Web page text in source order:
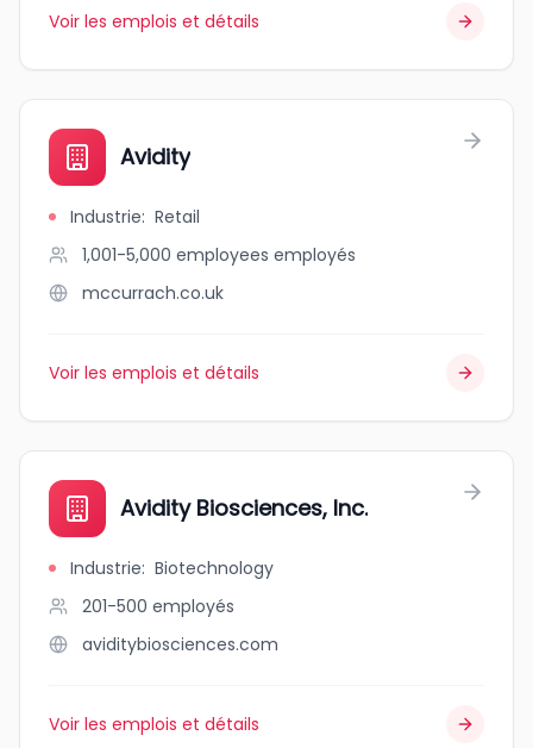
Voir les emplois et détails
Avidity
Industrie: Retail
1,001-5,000 employees employés
mccurrach.co.uk
Voir les emplois et détails
Avidity Biosciences, Inc.
Industrie: Biotechnology
201-500 employés
aviditybiosciences.com
Voir les emplois et détails